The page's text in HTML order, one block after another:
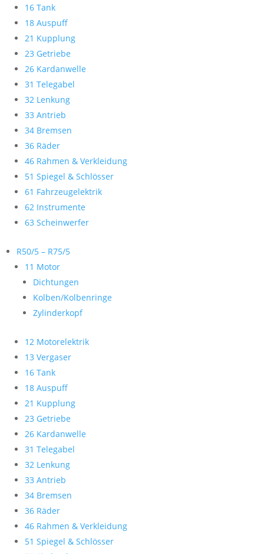
16 Tank
18 Auspuff
21 Kupplung
23 Getriebe
26 Kardanwelle
31 Telegabel
32 Lenkung
33 Antrieb
34 Bremsen
36 Räder
46 Rahmen & Verkleidung
51 Spiegel & Schlösser
61 Fahrzeugelektrik
62 Instrumente
63 Scheinwerfer
R50/5 – R75/5
11 Motor
Dichtungen
Kolben/Kolbenringe
Zylinderkopf
12 Motorelektrik
13 Vergaser
16 Tank
18 Auspuff
21 Kupplung
23 Getriebe
26 Kardanwelle
31 Telegabel
32 Lenkung
33 Antrieb
34 Bremsen
36 Räder
46 Rahmen & Verkleidung
51 Spiegel & Schlösser